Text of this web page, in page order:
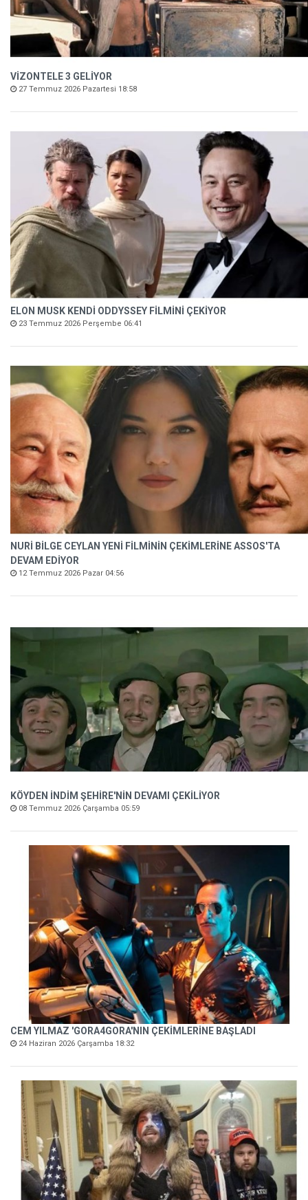
VİZONTELE 3 GELİYOR
27 Temmuz 2026 Pazartesi 18:58
ELON MUSK KENDİ ODDYSSEY FİLMİNİ ÇEKİYOR
23 Temmuz 2026 Perşembe 06:41
NURİ BİLGE CEYLAN YENİ FİLMİNİN ÇEKİMLERİNE ASSOS'TA
DEVAM EDİYOR
12 Temmuz 2026 Pazar 04:56
KÖYDEN İNDİM ŞEHİRE'NİN DEVAMI ÇEKİLİYOR
08 Temmuz 2026 Çarşamba 05:59
CEM YILMAZ 'GORA4GORA'NIN ÇEKİMLERİNE BAŞLADI
24 Haziran 2026 Çarşamba 18:32